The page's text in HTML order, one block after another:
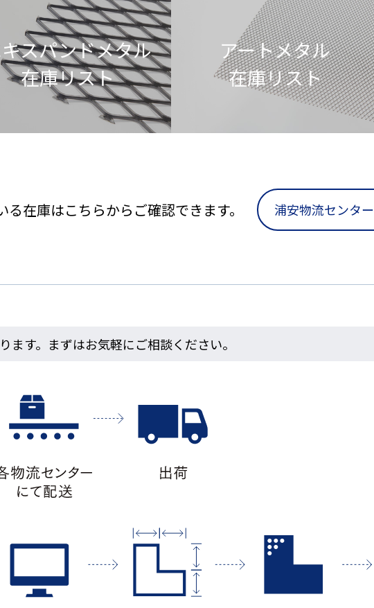
スパンドメタル
在庫リスト
アートメタル
在庫リスト
在庫はこちらからご確認できます。 浦安物流センター
ます。まずはお気軽にご相談ください。